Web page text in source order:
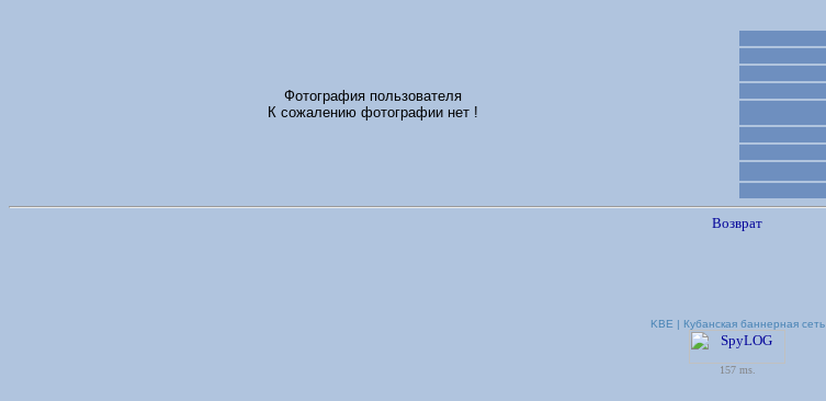
Фотография пользователя
К сожалению фотографии нет !
Возврат
KBE | Кубанская баннерная сеть
157 ms.